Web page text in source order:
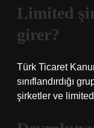
Limited
girer?
Türk Ticaret
sınıflandırdığı
şirketler ve